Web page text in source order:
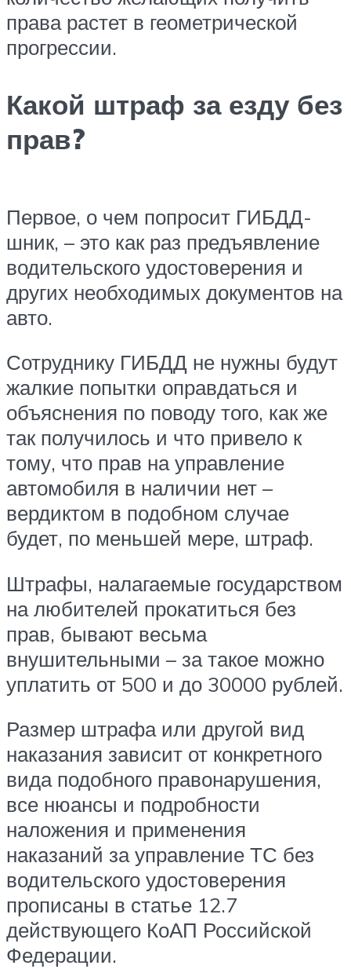
права растет в геометрической
прогрессии.
Какой штраф за езду без
прав?
Первое, о чем попросит ГИБДД-
шник, – это как раз предъявление
водительского удостоверения и
других необходимых документов на
авто.
Сотруднику ГИБДД не нужны будут
жалкие попытки оправдаться и
объяснения по поводу того, как же
так получилось и что привело к
тому, что прав на управление
автомобиля в наличии нет –
вердиктом в подобном случае
будет, по меньшей мере, штраф.
Штрафы, налагаемые государством
на любителей прокатиться без
прав, бывают весьма
внушительными – за такое можно
уплатить от 500 и до 30000 рублей.
Размер штрафа или другой вид
наказания зависит от конкретного
вида подобного правонарушения,
все нюансы и подробности
наложения и применения
наказаний за управление ТС без
водительского удостоверения
прописаны в статье 12.7
действующего КоАП Российской
Федерации.